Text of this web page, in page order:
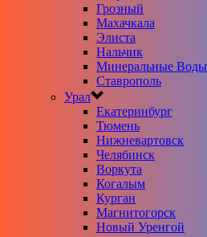
Грозный
Махачкала
Элиста
Нальчик
Минеральные Воды
Ставрополь
Урал
Екатеринбург
Тюмень
Нижневартовск
Челябинск
Воркута
Когалым
Курган
Магнитогорск
Новый Уренгой